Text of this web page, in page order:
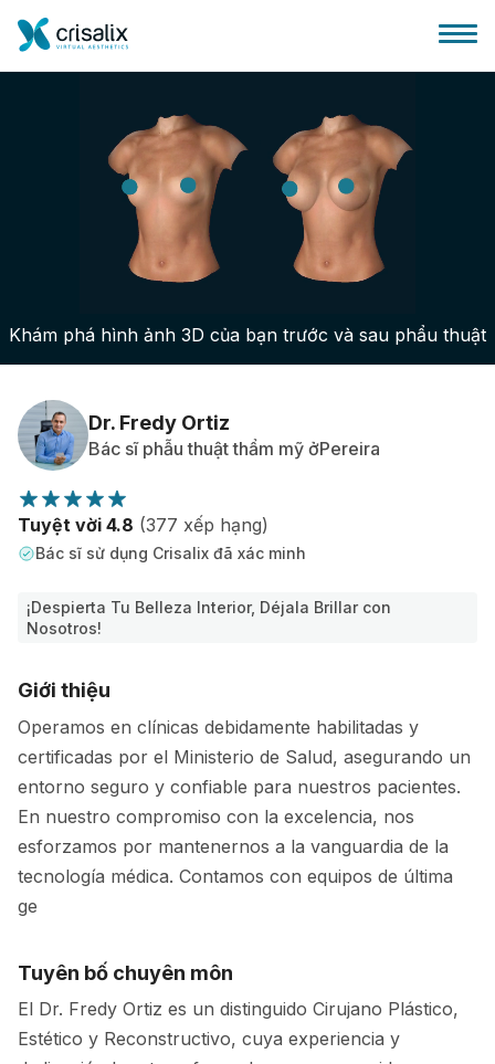
Bác sĩ phẫu thuật
Nền tảng kinh doanh 3D
Gói
Đánh giá của bệnh nhân
Khám phá hình ảnh 3D của bạn trước và sau phẩu thuật
Dr. Fredy Ortiz
Bác sĩ phẫu thuật thẩm mỹ ởPereira
Tuyệt vời 4.8 (377 xếp hạng)
Bác sĩ sử dụng Crisalix đã xác minh
¡Despierta Tu Belleza Interior, Déjala Brillar con
Nosotros!
Giới thiệu
Operamos en clínicas debidamente habilitadas y
certificadas por el Ministerio de Salud, asegurando un
entorno seguro y confiable para nuestros pacientes.
En nuestro compromiso con la excelencia, nos
esforzamos por mantenernos a la vanguardia de la
tecnología médica. Contamos con equipos de última
ge
Tuyên bố chuyên môn
El Dr. Fredy Ortiz es un distinguido Cirujano Plástico,
Estético y Reconstructivo, cuya experiencia y